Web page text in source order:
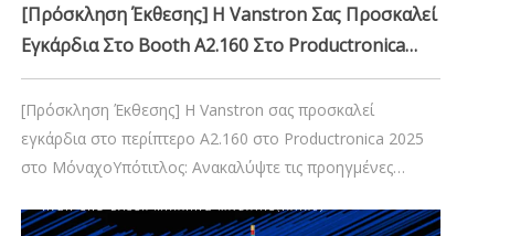
[Πρόσκληση Έκθεσης] Η Vanstron Σας Προσκαλεί
Εγκάρδια Στο Booth A2.160 Στο Productronica
2025 Στο Μόναχο
[Πρόσκληση Έκθεσης] Η Vanstron σας προσκαλεί
εγκάρδια στο περίπτερο A2.160 στο Productronica 2025
στο ΜόναχοΥπότιτλος: Ανακαλύψτε τις προηγμένες
νέα εποχή έξυπνης κατασκευήςΗ κορυφαία εμπορική